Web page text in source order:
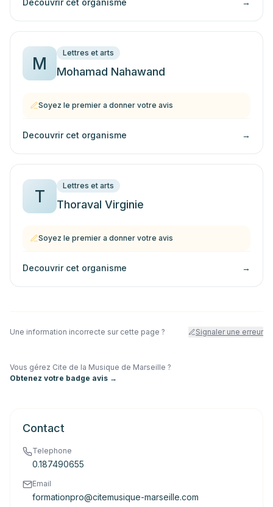
Decouvrir cet organisme →
M
Lettres et arts
Mohamad Nahawand
Soyez le premier a donner votre avis
Decouvrir cet organisme →
T
Lettres et arts
Thoraval Virginie
Soyez le premier a donner votre avis
Decouvrir cet organisme →
Une information incorrecte sur cette page ? Signaler une erreur
Vous gérez Cite de la Musique de Marseille ?
Obtenez votre badge avis →
Contact
Telephone
0.187490655
Email
formationpro@citemusique-marseille.com